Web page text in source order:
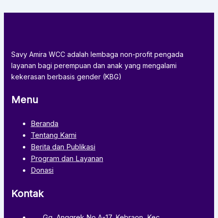
Savy Amira WCC adalah lembaga non-profit pengada
layanan bagi perempuan dan anak yang mengalami
kekerasan berbasis gender (KBG)
Menu
Beranda
Tentang Kami
Berita dan Publikasi
Program dan Layanan
Donasi
Kontak